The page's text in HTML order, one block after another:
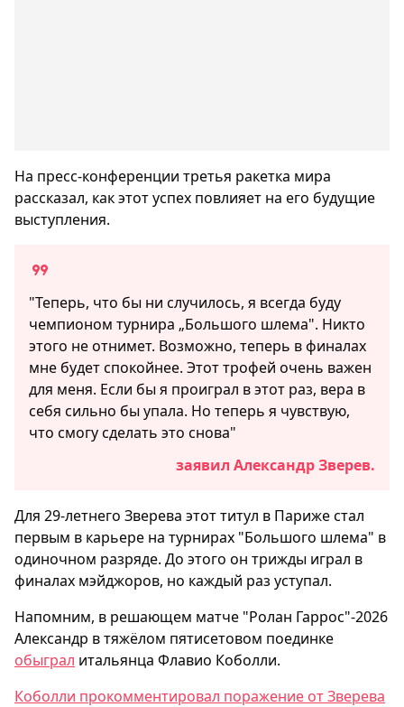
На пресс-конференции третья ракетка мира
рассказал, как этот успех повлияет на его будущие
выступления.
"Теперь, что бы ни случилось, я всегда буду
чемпионом турнира „Большого шлема". Никто
этого не отнимет. Возможно, теперь в финалах
мне будет спокойнее. Этот трофей очень важен
для меня. Если бы я проиграл в этот раз, вера в
себя сильно бы упала. Но теперь я чувствую,
что смогу сделать это снова"
заявил Александр Зверев.
Для 29-летнего Зверева этот титул в Париже стал
первым в карьере на турнирах "Большого шлема" в
одиночном разряде. До этого он трижды играл в
финалах мэйджоров, но каждый раз уступал.
Напомним, в решающем матче "Ролан Гаррос"-2026
Александр в тяжёлом пятисетовом поединке
обыграл итальянца Флавио Коболли.
Коболли прокомментировал поражение от Зверева